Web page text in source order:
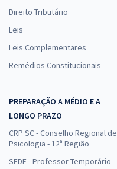
Direito Tributário
Leis
Leis Complementares
Remédios Constitucionais
PREPARAÇÃO A MÉDIO E A
LONGO PRAZO
CRP SC - Conselho Regional de
Psicologia - 12ª Região
SEDF - Professor Temporário